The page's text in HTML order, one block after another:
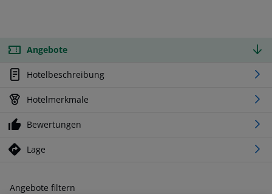
Angebote
Hotelbeschreibung
Hotelmerkmale
Bewertungen
Lage
Angebote filtern